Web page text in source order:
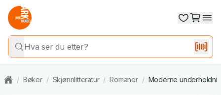
/ Bøker / Skjønnlitteratur / Romaner / Moderne